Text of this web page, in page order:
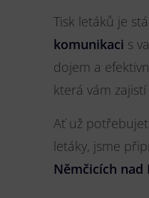
Tisk letáků je
komunikaci s
dojem a
která vám zajistí
Ať už
letáky, jsme
Němčicích nad